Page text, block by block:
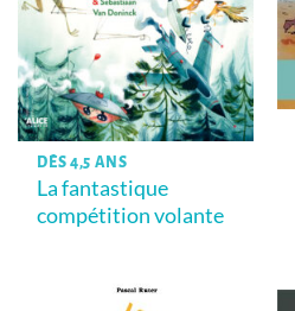
DÈS 4,5 ANS
La fantastique
compétition volante